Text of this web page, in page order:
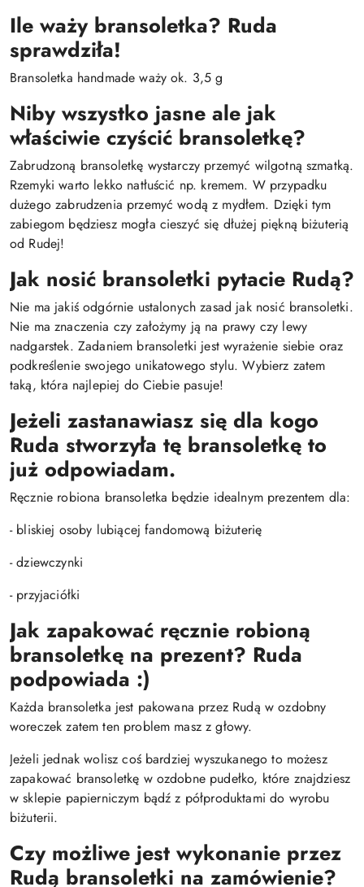
Ile waży bransoletka? Ruda
sprawdziła!
Bransoletka handmade waży ok. 3,5 g
Niby wszystko jasne ale jak
właściwie czyścić bransoletkę?
Zabrudzoną bransoletkę wystarczy przemyć wilgotną szmatką.
Rzemyki warto lekko natłuścić np. kremem. W przypadku
dużego zabrudzenia przemyć wodą z mydłem. Dzięki tym
zabiegom będziesz mogła cieszyć się dłużej piękną biżuterią
od Rudej!
Jak nosić bransoletki pytacie Rudą?
Nie ma jakiś odgórnie ustalonych zasad jak nosić bransoletki.
Nie ma znaczenia czy założymy ją na prawy czy lewy
nadgarstek. Zadaniem bransoletki jest wyrażenie siebie oraz
podkreślenie swojego unikatowego stylu. Wybierz zatem
taką, która najlepiej do Ciebie pasuje!
Jeżeli zastanawiasz się dla kogo
Ruda stworzyła tę bransoletkę to
już odpowiadam.
Ręcznie robiona bransoletka będzie idealnym prezentem dla:
- bliskiej osoby lubiącej fandomową biżuterię
- dziewczynki
- przyjaciółki
Jak zapakować ręcznie robioną
bransoletkę na prezent? Ruda
podpowiada :)
Każda bransoletka jest pakowana przez Rudą w ozdobny
woreczek zatem ten problem masz z głowy.
Jeżeli jednak wolisz coś bardziej wyszukanego to możesz
zapakować bransoletkę w ozdobne pudełko, które znajdziesz
w sklepie papierniczym bądź z półproduktami do wyrobu
biżuterii.
Czy możliwe jest wykonanie przez
Rudą bransoletki na zamówienie?